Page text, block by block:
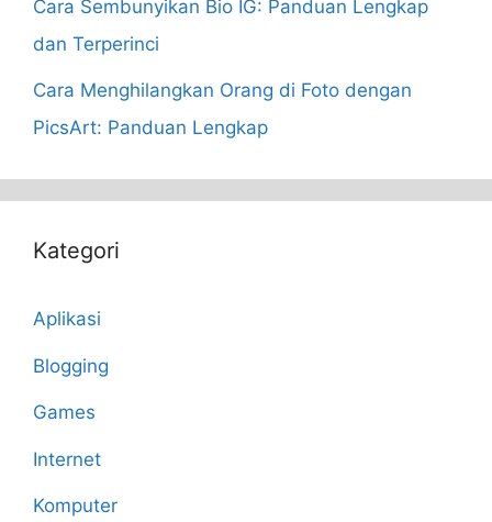
Cara Sembunyikan Bio IG: Panduan Lengkap
dan Terperinci
Cara Menghilangkan Orang di Foto dengan
PicsArt: Panduan Lengkap
Kategori
Aplikasi
Blogging
Games
Internet
Komputer